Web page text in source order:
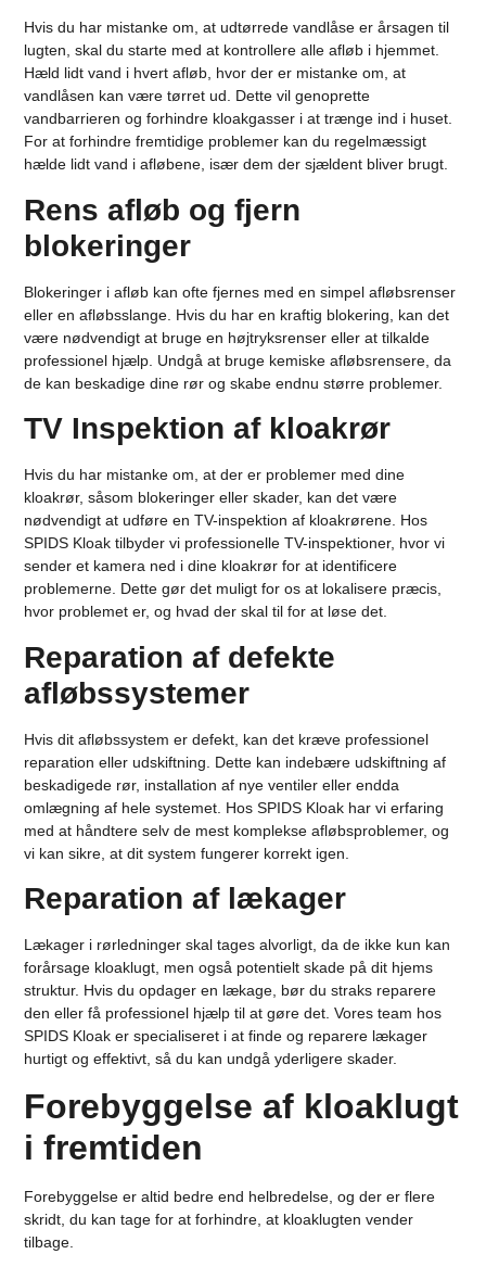
Hvis du har mistanke om, at udtørrede vandlåse er årsagen til
lugten, skal du starte med at kontrollere alle afløb i hjemmet.
Hæld lidt vand i hvert afløb, hvor der er mistanke om, at
vandlåsen kan være tørret ud. Dette vil genoprette
vandbarrieren og forhindre kloakgasser i at trænge ind i huset.
For at forhindre fremtidige problemer kan du regelmæssigt
hælde lidt vand i afløbene, især dem der sjældent bliver brugt.
Rens afløb og fjern
blokeringer
Blokeringer i afløb kan ofte fjernes med en simpel afløbsrenser
eller en afløbsslange. Hvis du har en kraftig blokering, kan det
være nødvendigt at bruge en højtryksrenser eller at tilkalde
professionel hjælp. Undgå at bruge kemiske afløbsrensere, da
de kan beskadige dine rør og skabe endnu større problemer.
TV Inspektion af kloakrør
Hvis du har mistanke om, at der er problemer med dine
kloakrør, såsom blokeringer eller skader, kan det være
nødvendigt at udføre en TV-inspektion af kloakrørene. Hos
SPIDS Kloak tilbyder vi professionelle TV-inspektioner, hvor vi
sender et kamera ned i dine kloakrør for at identificere
problemerne. Dette gør det muligt for os at lokalisere præcis,
hvor problemet er, og hvad der skal til for at løse det.
Reparation af defekte
afløbssystemer
Hvis dit afløbssystem er defekt, kan det kræve professionel
reparation eller udskiftning. Dette kan indebære udskiftning af
beskadigede rør, installation af nye ventiler eller endda
omlægning af hele systemet. Hos SPIDS Kloak har vi erfaring
med at håndtere selv de mest komplekse afløbsproblemer, og
vi kan sikre, at dit system fungerer korrekt igen.
Reparation af lækager
Lækager i rørledninger skal tages alvorligt, da de ikke kun kan
forårsage kloaklugt, men også potentielt skade på dit hjems
struktur. Hvis du opdager en lækage, bør du straks reparere
den eller få professionel hjælp til at gøre det. Vores team hos
SPIDS Kloak er specialiseret i at finde og reparere lækager
hurtigt og effektivt, så du kan undgå yderligere skader.
Forebyggelse af kloaklugt
i fremtiden
Forebyggelse er altid bedre end helbredelse, og der er flere
skridt, du kan tage for at forhindre, at kloaklugten vender
tilbage.